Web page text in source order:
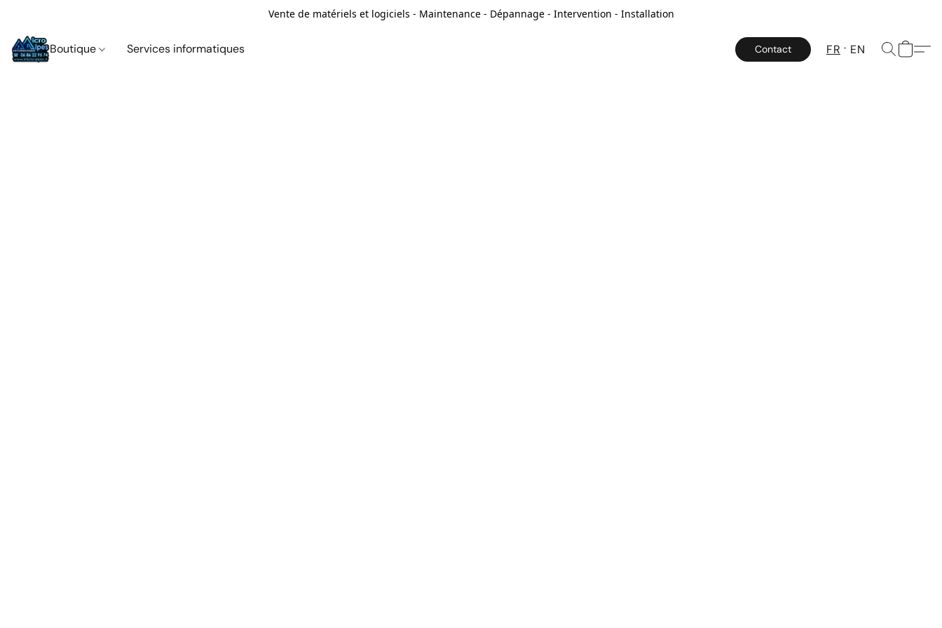
Vente de matériels et logiciels - Maintenance - Dépannage - Intervention - Installation
Boutique Services informatiques Contact FR EN